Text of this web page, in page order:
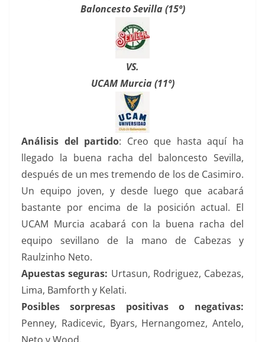
Baloncesto Sevilla (15º)
VS.
UCAM Murcia (11º)
Análisis del partido: Creo que hasta aquí ha
llegado la buena racha del baloncesto Sevilla,
después de un mes tremendo de los de Casimiro.
Un equipo joven, y desde luego que acabará
bastante por encima de la posición actual. El
UCAM Murcia acabará con la buena racha del
equipo sevillano de la mano de Cabezas y
Raulzinho Neto.
Apuestas seguras: Urtasun, Rodriguez, Cabezas,
Lima, Bamforth y Kelati.
Posibles sorpresas positivas o negativas:
Penney, Radicevic, Byars, Hernangomez, Antelo,